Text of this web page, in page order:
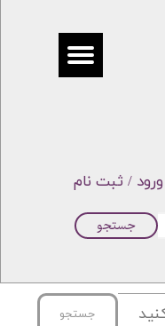
ورود / ثبت نام
جستجو
جستجو